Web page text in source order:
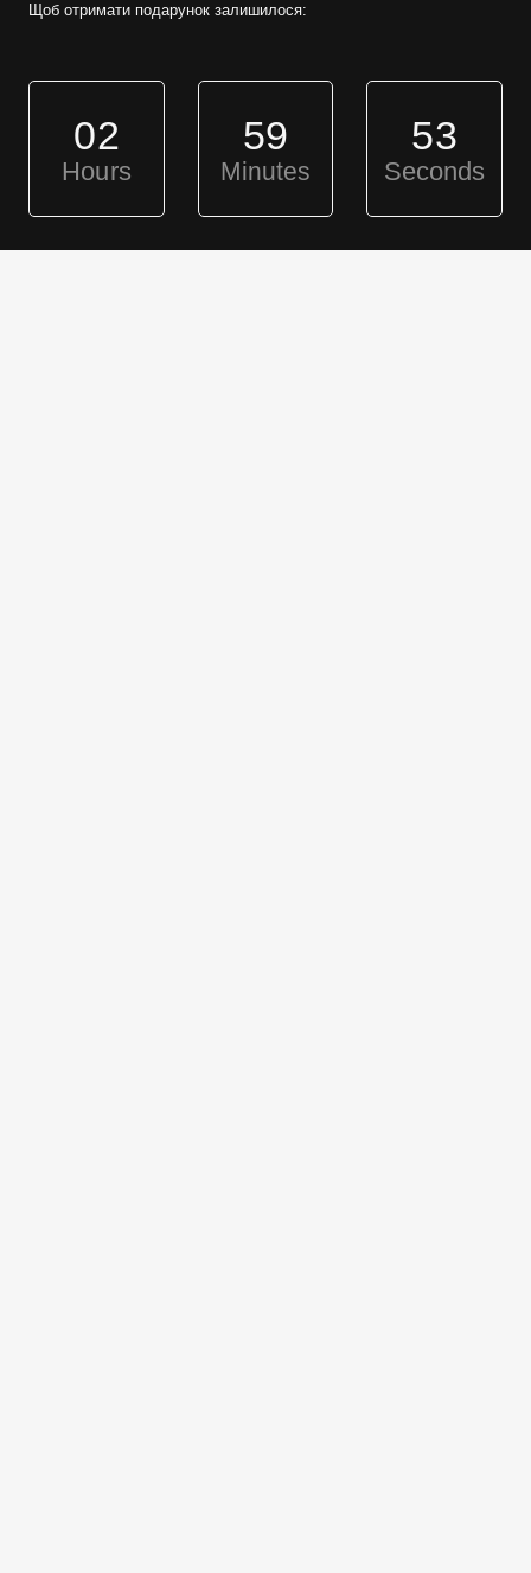
Щоб отримати подарунок залишилося:
02
Hours
59
Minutes
52
Seconds